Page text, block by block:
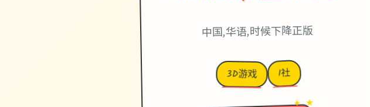
中国,华语,时候下降正版
3D游戏 I社
→
✦ ★